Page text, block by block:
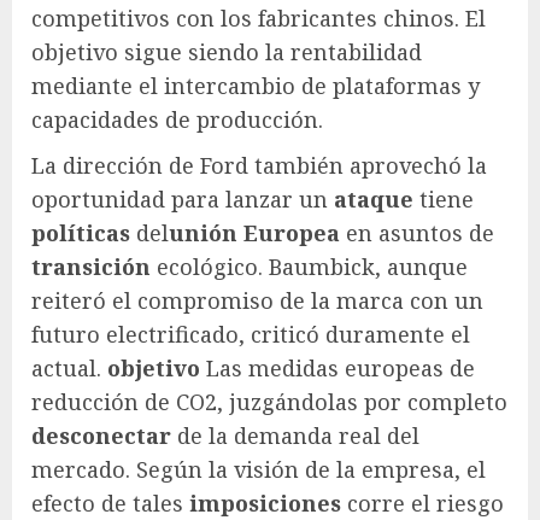
competitivos con los fabricantes chinos. El
objetivo sigue siendo la rentabilidad
mediante el intercambio de plataformas y
capacidades de producción.
La dirección de Ford también aprovechó la
oportunidad para lanzar un ataque tiene
políticas delunión Europea en asuntos de
transición ecológico. Baumbick, aunque
reiteró el compromiso de la marca con un
futuro electrificado, criticó duramente el
actual. objetivo Las medidas europeas de
reducción de CO2, juzgándolas por completo
desconectar de la demanda real del
mercado. Según la visión de la empresa, el
efecto de tales imposiciones corre el riesgo